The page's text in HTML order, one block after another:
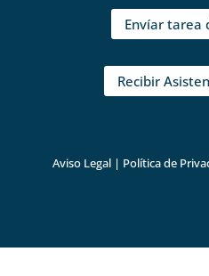
Envíar tarea
Recibir
Aviso Legal | Política de